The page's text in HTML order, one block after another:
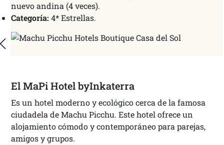
nuevo andina (4 veces).
Categoría: 4* Estrellas.
El MaPi Hotel byInkaterra
Es un hotel moderno y ecológico cerca de la famosa
ciudadela de Machu Picchu. Este hotel ofrece un
alojamiento cómodo y contemporáneo para parejas,
amigos y grupos.